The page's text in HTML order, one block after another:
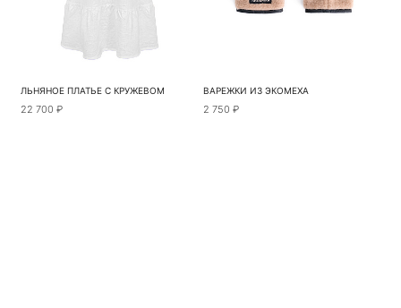
ЛЬНЯНОЕ ПЛАТЬЕ С КРУЖЕВОМ
22 700 ₽
ВАРЕЖКИ ИЗ ЭКОМЕХА
2 750 ₽